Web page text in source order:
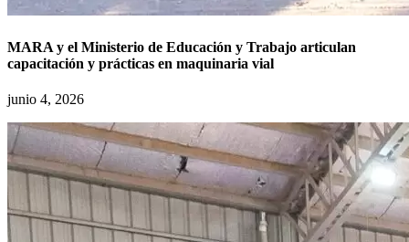
MARA y el Ministerio de Educación y Trabajo articulan
capacitación y prácticas en maquinaria vial
junio 4, 2026